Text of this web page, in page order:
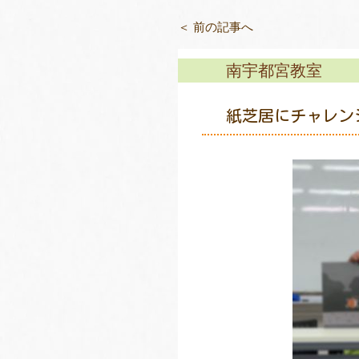
＜ 前の記事へ
南宇都宮教室
紙芝居にチャレン